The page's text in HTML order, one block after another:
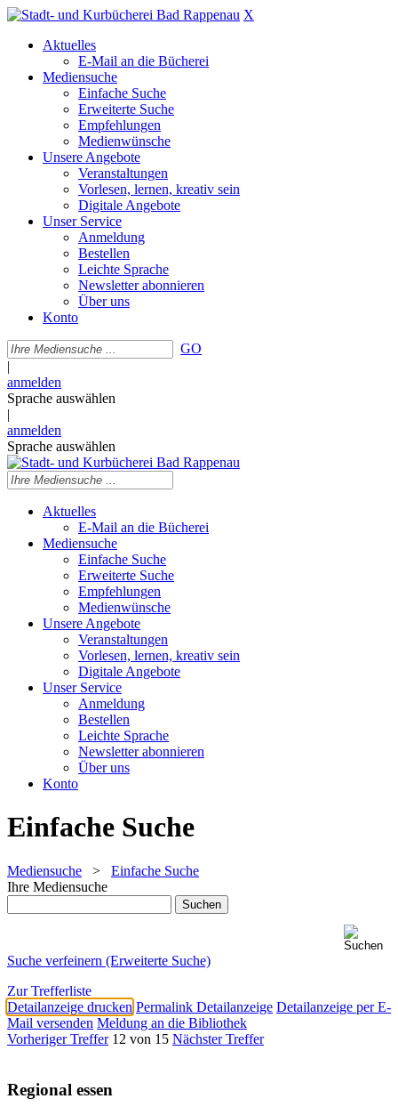
X
Aktuelles
E-Mail an die Bücherei
Mediensuche
Einfache Suche
Erweiterte Suche
Empfehlungen
Medienwünsche
Unsere Angebote
Veranstaltungen
Vorlesen, lernen, kreativ sein
Digitale Angebote
Unser Service
Anmeldung
Bestellen
Leichte Sprache
Newsletter abonnieren
Über uns
Konto
GO
|
anmelden
Sprache auswählen
|
anmelden
Sprache auswählen
Aktuelles
E-Mail an die Bücherei
Mediensuche
Einfache Suche
Erweiterte Suche
Empfehlungen
Medienwünsche
Unsere Angebote
Veranstaltungen
Vorlesen, lernen, kreativ sein
Digitale Angebote
Unser Service
Anmeldung
Bestellen
Leichte Sprache
Newsletter abonnieren
Über uns
Konto
Einfache Suche
Mediensuche > Einfache Suche
Ihre Mediensuche
Suche verfeinern (Erweiterte Suche)
Zur Trefferliste
Detailanzeige drucken Permalink Detailanzeige Detailanzeige per E-
Mail versenden Meldung an die Bibliothek
Vorheriger Treffer 12 von 15 Nächster Treffer
Regional essen